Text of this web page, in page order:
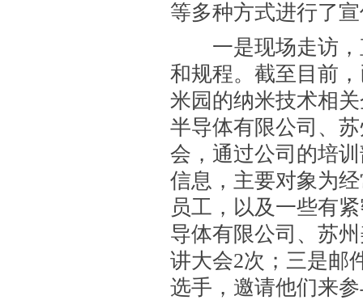
等多种方式进行了
一是现场走访，
和规程。截至目前
米园的纳米技术相
半导体有限公司、
会，通过公司的培
信息，主要对象为
员工，以及一些有
导体有限公司、苏
讲大会2次；三是邮
选手，邀请他们来